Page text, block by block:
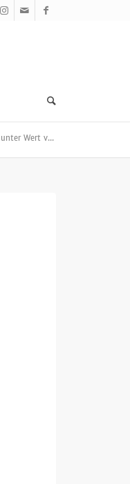
Wert v...